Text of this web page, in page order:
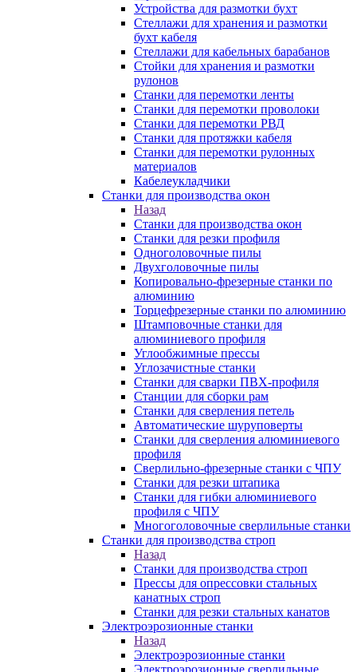
Устройства для размотки бухт
Стеллажи для хранения и размотки
бухт кабеля
Стеллажи для кабельных барабанов
Стойки для хранения и размотки
рулонов
Станки для перемотки ленты
Станки для перемотки проволоки
Станки для перемотки РВД
Станки для протяжки кабеля
Станки для перемотки рулонных
материалов
Кабелеукладчики
Станки для производства окон
Назад
Станки для производства окон
Станки для резки профиля
Одноголовочные пилы
Двухголовочные пилы
Копировально-фрезерные станки по
алюминию
Торцефрезерные станки по алюминию
Штамповочные станки для
алюминиевого профиля
Углообжимные прессы
Углозачистные станки
Станки для сварки ПВХ-профиля
Станции для сборки рам
Станки для сверления петель
Автоматические шуруповерты
Станки для сверления алюминиевого
профиля
Сверлильно-фрезерные станки с ЧПУ
Станки для резки штапика
Станки для гибки алюминиевого
профиля с ЧПУ
Многоголовочные сверлильные станки
Станки для производства строп
Назад
Станки для производства строп
Прессы для опрессовки стальных
канатных строп
Станки для резки стальных канатов
Электроэрозионные станки
Назад
Электроэрозионные станки
Электроэрозионные сверлильные